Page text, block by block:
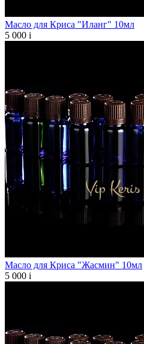
Масло для Криса "Иланг" 10мл
5 000 i
Масло для Криса "Жасмин" 10мл
5 000 i